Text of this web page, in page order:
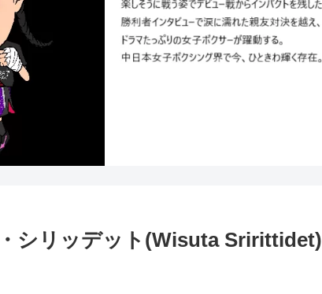
シリッデット(Wisuta Sririttidet)